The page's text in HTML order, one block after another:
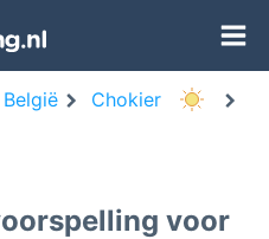
België
Chokier
voor